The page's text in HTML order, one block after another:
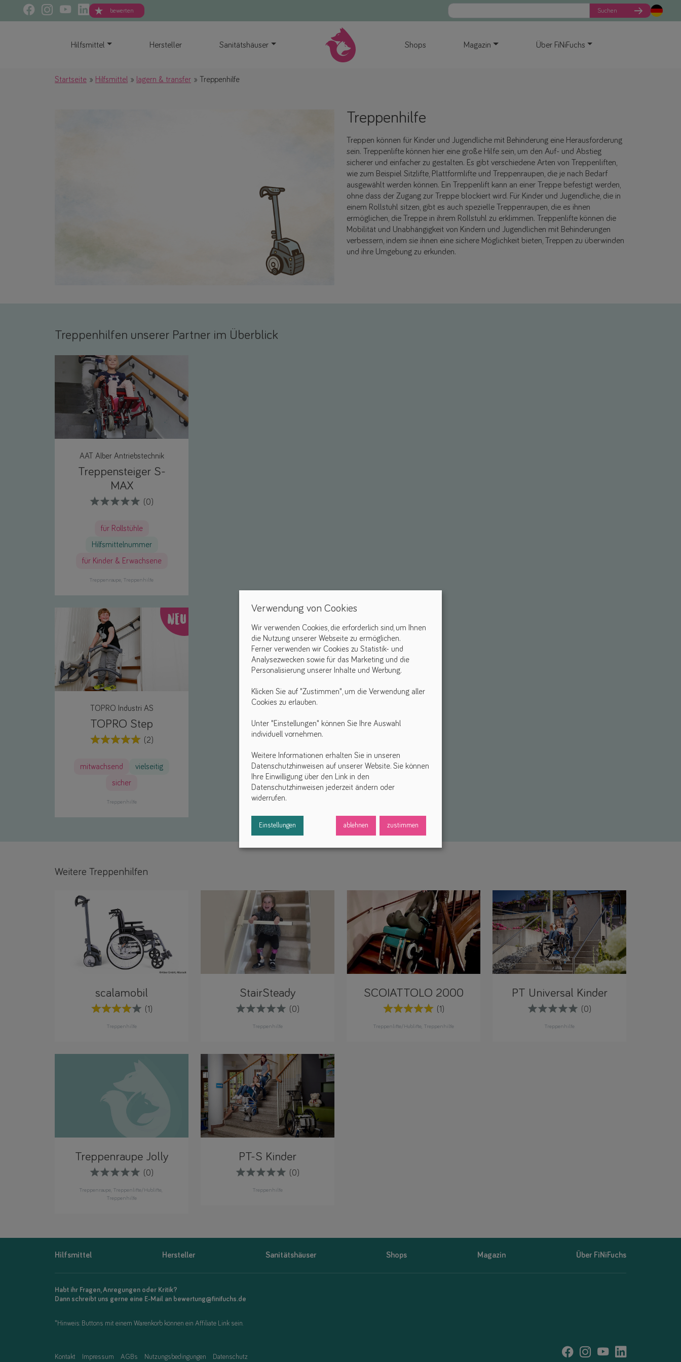
bewerten Suchen
Hilfsmittel Hersteller Sanitätshäuser Shops Magazin Über FiNiFuchs
Startseite Hilfsmittel lagern & transfer Treppenhilfe
Treppenhilfe
Treppen können für Kinder und Jugendliche mit Behinderung eine Herausforderung
sein. Treppenlifte können hier eine große Hilfe sein, um den Auf- und Abstieg
sicherer und einfacher zu gestalten. Es gibt verschiedene Arten von Treppenliften,
wie zum Beispiel Sitzlifte, Plattformlifte und Treppenraupen, die je nach Bedarf
ausgewählt werden können. Ein Treppenlift kann an einer Treppe befestigt werden,
ohne dass der Zugang zur Treppe blockiert wird. Für Kinder und Jugendliche, die in
einem Rollstuhl sitzen, gibt es auch spezielle Treppenraupen, die es ihnen
ermöglichen, die Treppe in ihrem Rollstuhl zu erklimmen. Treppenlifte können die
Mobilität und Unabhängigkeit von Kindern und Jugendlichen mit Behinderungen
verbessern, indem sie ihnen eine sichere Möglichkeit bieten, Treppen zu überwinden
und ihre Umgebung zu erkunden.
Treppenhilfen unserer Partner im Überblick
AAT Alber Antriebstechnik
Treppensteiger S-
MAX
(0)
für Rollstühle
Hilfsmittelnummer
für Kinder & Erwachsene
Treppenraupe Treppenhilfe
NEU
TOPRO Industri AS
TOPRO Step
(2)
mitwachsend
vielseitig
sicher
Treppenhilfe
Weitere Treppenhilfen
scalamobil
(1)
Treppenhilfe
StairSteady
(0)
Treppenhilfe
SCOIATTOLO 2000
(1)
Treppenlifte/Hublifte Treppenhilfe
PT Universal Kinder
(0)
Treppenhilfe
Treppenraupe Jolly
(0)
Treppenraupe Treppenlifte/Hublifte
Treppenhilfe
PT-S Kinder
(0)
Treppenhilfe
Hilfsmittel Hersteller Sanitätshäuser Shops Magazin Über FiNiFuchs
Habt ihr Fragen, Anregungen oder Kritik?
Dann schreibt uns gerne eine E-Mail an bewertung@finifuchs.de
*Hinweis: Buttons mit einem Warenkorb können ein Affiliate Link sein.
Kontakt Impressum AGBs Nutzungsbedingungen Datenschutz
Verwendung von Cookies
Wir verwenden Cookies, die erforderlich sind, um Ihnen
die Nutzung unserer Webseite zu ermöglichen.
Ferner verwenden wir Cookies zu Statistik- und
Analysezwecken sowie für das Marketing und die
Personalisierung unserer Inhalte und Werbung.
Klicken Sie auf "Zustimmen", um die Verwendung aller
Cookies zu erlauben.
Unter "Einstellungen" können Sie Ihre Auswahl
individuell vornehmen.
Weitere Informationen erhalten Sie in unseren
Datenschutzhinweisen auf unserer Website. Sie können
Ihre Einwilligung über den Link in den
Datenschutzhinweisen jederzeit ändern oder
widerrufen.
Einstellungen ablehnen zustimmen